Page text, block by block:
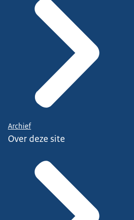
Archief
Over deze site